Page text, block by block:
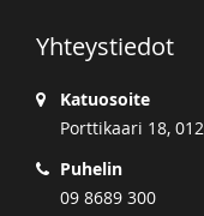
Yhteystiedot
Katuosoite
Porttikaari 18,
Puhelin
09 8689 300